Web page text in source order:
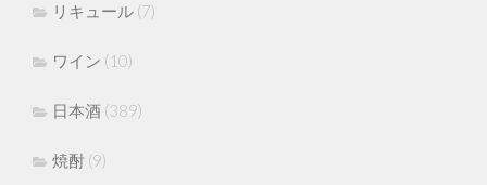
リキュール (7)
ワイン (10)
日本酒 (389)
焼酎 (9)